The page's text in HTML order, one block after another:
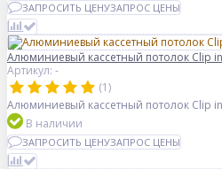
ЗАПРОСИТЬ ЦЕНУЗАПРОС ЦЕНЫ
Алюминиевый кассетный потолок Clip
Артикул: -
(1)
Алюминиевый кассетный потолок Clip
В наличии
ЗАПРОСИТЬ ЦЕНУЗАПРОС ЦЕНЫ